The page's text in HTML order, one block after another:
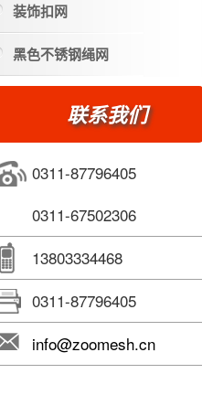
装饰扣网
黑色不锈钢绳网
联系我们
0311-87796405
0311-67502306
13803334468
0311-87796405
info@zoomesh.cn